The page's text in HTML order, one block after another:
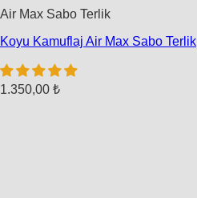
Air Max Sabo Terlik
Koyu Kamuflaj Air Max Sabo Terlik
1.350,00 ₺